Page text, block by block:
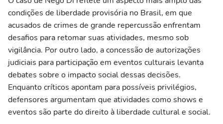
condições de liberdade provisória no Brasil, em que
acusados de crimes de grande repercussão enfrentam
desafios para retomar suas atividades, mesmo sob
vigilância. Por outro lado, a concessão de autorizações
judiciais para participação em eventos culturais levanta
debates sobre o impacto social dessas decisões.
Enquanto críticos apontam para possíveis privilégios,
defensores argumentam que atividades como shows e
eventos são parte do direito à liberdade cultural e social.